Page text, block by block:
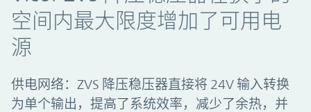
空间内最大限度增加了可用电
源
供电网络：ZVS 降压稳压器直接将 24V 输入转换
为单个输出，提高了系统效率，减少了余热，并